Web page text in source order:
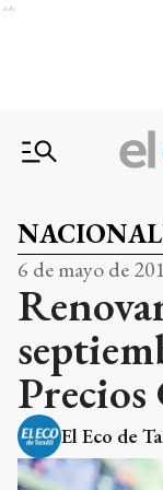
Ads
6 de mayo de
Precios
El Eco de